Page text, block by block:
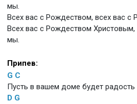
мы.
Всех вас с Рождеством, всех вас с
Всех вас с Рождеством
мы.
Припев:
G C
Пусть в вашем доме будет радость
D G